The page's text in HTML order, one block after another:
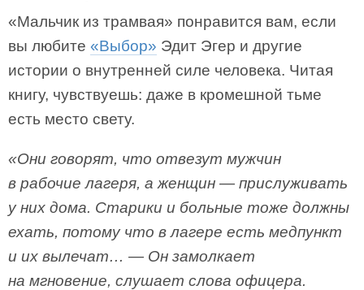
«Мальчик из трамвая» понравится вам, если
вы любите «Выбор» Эдит Эгер и другие
истории о внутренней силе человека. Читая
книгу, чувствуешь: даже в кромешной тьме
есть место свету.
«Они говорят, что отвезут мужчин
в рабочие лагеря, а женщин — прислуживать
у них дома. Старики и больные тоже должны
ехать, потому что в лагере есть медпункт
и их вылечат… — Он замолкает
на мгновение, слушает слова офицера.